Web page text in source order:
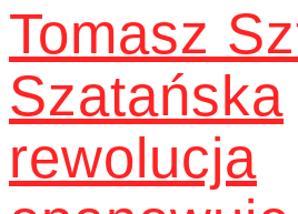
Tomasz
Szatańska
rewolucja